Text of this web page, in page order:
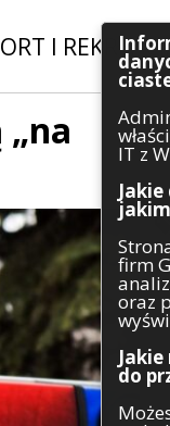
I
IT z
firm
oraz
do